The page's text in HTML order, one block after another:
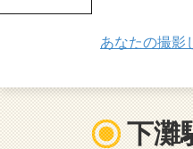
あなたの撮影
下灘